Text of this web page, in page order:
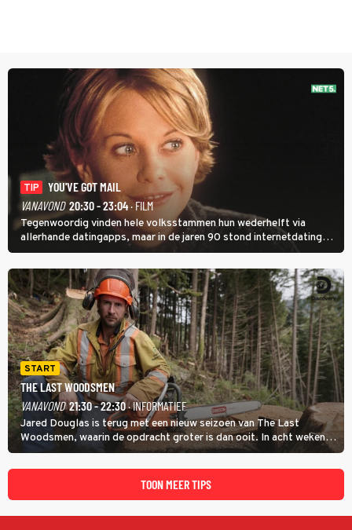
TIP
YOU'VE GOT MAIL
VANAVOND 20:30 - 23:04· FILM
Tegenwoordig vinden hele volksstammen hun wederhelft via
allerhande datingapps, maar in de jaren 90 stond internetdating
nog in de kinderschoenen. In de film You've Got Mail zie je dat
terug.
START
THE LAST WOODSMEN
VANAVOND 21:30 - 22:30· INFORMATIEF
Jared Douglas is terug met een nieuw seizoen van The Last
Woodsmen, waarin de opdracht groter is dan ooit. In acht weken
tijd probeert hij een miljoen dollar bij elkaar te vergaren om de
toekomst van het houthakkersbedrijf te verzekeren.
TOON MEER TIPS